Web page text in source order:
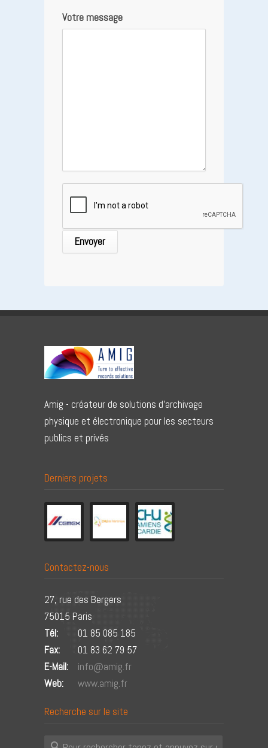
Votre message
Amig - créateur de solutions d'archivage
physique et électronique pour les secteurs
publics et privés
Derniers projets
Contactez-nous
27, rue des Bergers
75015 Paris
Tél:
01 85 085 185
Fax:
01 83 62 79 57
E-Mail:
info@amig.fr
Web:
www.amig.fr
Recherche sur le site